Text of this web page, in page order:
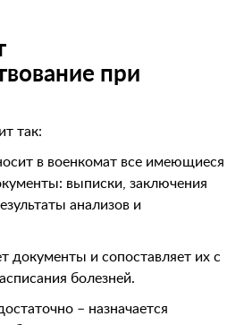
при
так:
в военкомат все имеющиеся
выписки, заключения
анализов и
документы и сопоставляет их с
болезней.
– назначается